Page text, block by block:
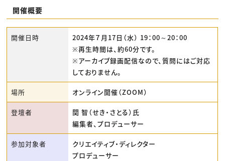
開催概要
開催日時
2024年７月17日（水） 19：00～20：00
※再生時間は、約60分です。
※アーカイブ録画配信なので、質問にはご対応
しておりません。
場所 オンライン開催（ZOOM）
登壇者
関 智（せき・さとる）氏
編集者、プロデューサー
参加対象者
クリエイティブ・ディレクター
プロデューサー